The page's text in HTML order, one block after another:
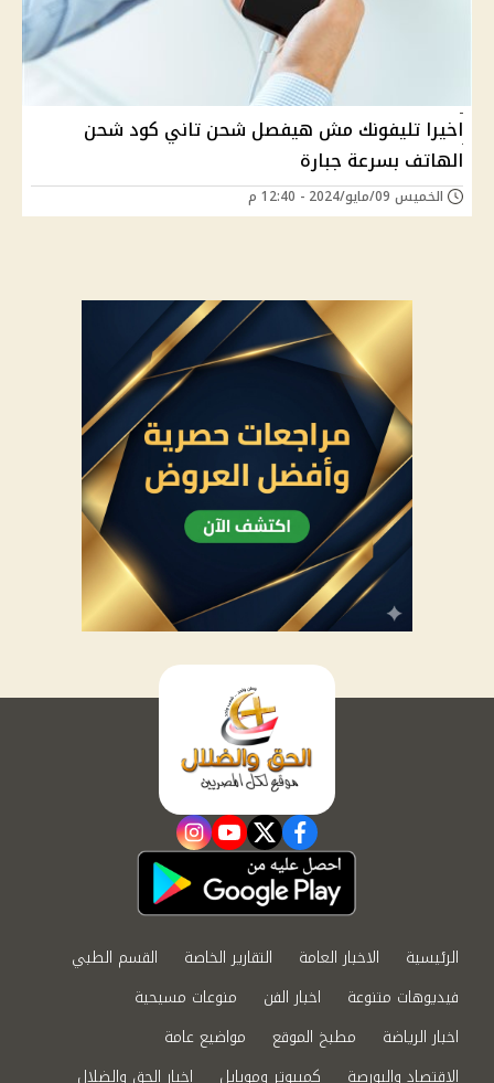
اخيرا تليفونك مش هيفصل شحن تاني كود شحن
الهاتف بسرعة جبارة
الخميس 09/مايو/2024 - 12:40 م
facebook
twitter
youtube
instagram
الرئيسية الاخبار العامة التقارير الخاصة
القسم الطبي
فيديوهات متنوعة
اخبار الفن
منوعات مسيحية
اخبار الرياضة
مطبخ الموقع
مواضيع عامة
الاقتصاد والبورصة
كمبيوتر وموبايل اخبار الحق والضلال